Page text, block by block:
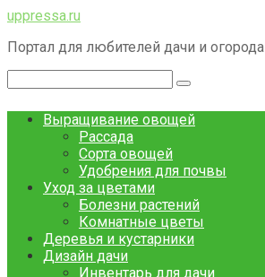
Перейти
контенту
uppressa.ru
Портал для любителей дачи и огорода
Выращивание овощей
Рассада
Сорта овощей
Удобрения для почвы
Уход за цветами
Болезни растений
Комнатные цветы
Деревья и кустарники
Дизайн дачи
Инвентарь для дачи